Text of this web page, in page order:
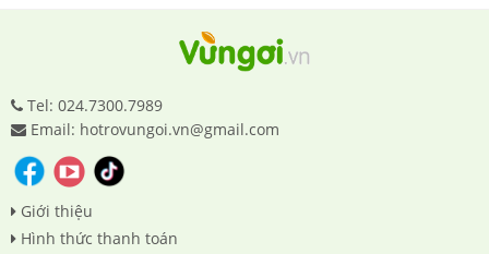
Tel: 024.7300.7989
Email: hotrovungoi.vn@gmail.com
Giới thiệu
Hình thức thanh toán